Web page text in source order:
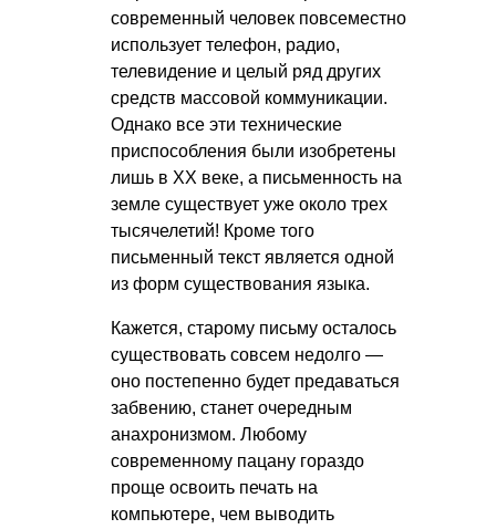
современный человек повсеместно
использует телефон, радио,
телевидение и целый ряд других
средств массовой коммуникации.
Однако все эти технические
приспособления были изобретены
лишь в ХХ веке, а письменность на
земле существует уже около трех
тысячелетий! Кроме того
письменный текст является одной
из форм существования языка.
Кажется, старому письму осталось
существовать совсем недолго —
оно постепенно будет предаваться
забвению, станет очередным
анахронизмом. Любому
современному пацану гораздо
проще освоить печать на
компьютере, чем выводить